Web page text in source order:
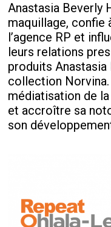
Anastasia Beverly
maquillage, confie
l’agence RP et
leurs relations
produits
collection Norvina.
médiatisation de
et accroître sa
son